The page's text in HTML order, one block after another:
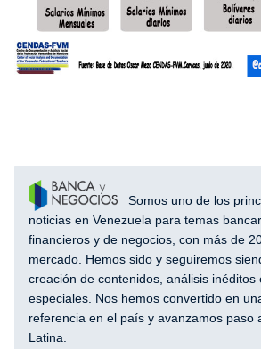
Somos uno de los
noticias en Venezuela para temas
financieros y de negocios, con más de
mercado. Hemos sido y seguiremos
creación de contenidos, análisis inéditos
especiales. Nos hemos convertido en
referencia en el país y avanzamos paso
Latina.